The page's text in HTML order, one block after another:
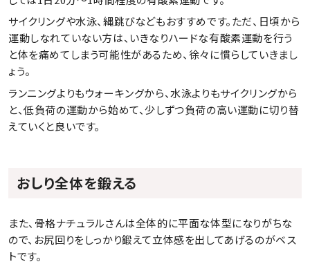
サイクリングや水泳、縄跳びなどもおすすめです。ただ、日頃から
運動しなれていない方は、いきなりハードな有酸素運動を行う
と体を痛めてしまう可能性があるため、徐々に慣らしていきまし
ょう。
ランニングよりもウォーキングから、水泳よりもサイクリングから
と、低負荷の運動から始めて、少しずつ負荷の高い運動に切り替
えていくと良いです。
おしり全体を鍛える
また、骨格ナチュラルさんは全体的に平面な体型になりがちな
ので、お尻回りをしっかり鍛えて立体感を出してあげるのがベス
トです。